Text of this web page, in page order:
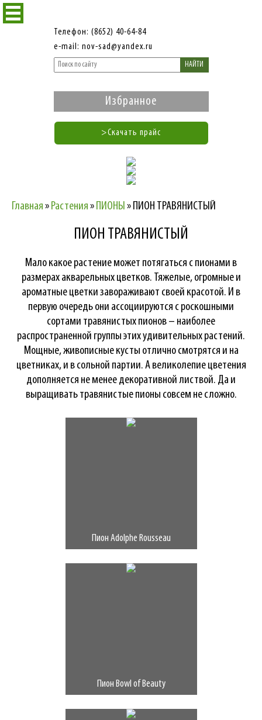
Телефон: (8652) 40-64-84
e-mail: nov-sad@yandex.ru
НАЙТИ
Избранное
>Скачать прайс
Главная» Растения» ПИОНЫ » ПИОН ТРАВЯНИСТЫЙ
ПИОН ТРАВЯНИСТЫЙ
Мало какое растение может потягаться с пионами в
размерах акварельных цветков. Тяжелые, огромные и
ароматные цветки завораживают своей красотой. И в
первую очередь они ассоциируются с роскошными
сортами травянистых пионов – наиболее
распространенной группы этих удивительных растений.
Мощные, живописные кусты отлично смотрятся и на
цветниках, и в сольной партии. А великолепие цветения
дополняется не менее декоративной листвой. Да и
выращивать травянистые пионы совсем не сложно.
Пион Adolphe Rousseau
Пион Bowl of Beauty